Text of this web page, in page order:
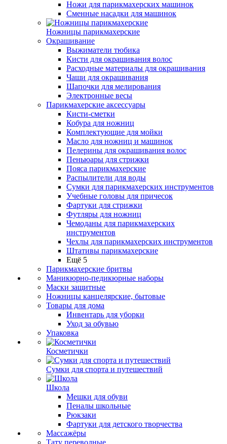
Ножи для парикмахерских машинок
Сменные насадки для машинок
Ножницы парикмахерские
Окрашивание
Выжиматели тюбика
Кисти для окрашивания волос
Расходные материалы для окрашивания
Чаши для окрашивания
Шапочки для мелирования
Электронные весы
Парикмахерские аксессуары
Кисти-сметки
Кобура для ножниц
Комплектующие для мойки
Масло для ножниц и машинок
Пелерины для окрашивания волос
Пеньюары для стрижки
Пояса парикмахерские
Распылители для воды
Сумки для парикмахерских инструментов
Учебные головы для причесок
Фартуки для стрижки
Футляры для ножниц
Чемоданы для парикмахерских
инструментов
Чехлы для парикмахерских инструментов
Штативы парикмахерские
Ещё 5
Парикмахерские бритвы
Маникюрно-педикюрные наборы
Маски защитные
Ножницы канцелярские, бытовые
Товары для дома
Инвентарь для уборки
Уход за обувью
Упаковка
Косметички
Сумки для спорта и путешествий
Школа
Мешки для обуви
Пеналы школьные
Рюкзаки
Фартуки для детского творчества
Массажёры
Тату переводные